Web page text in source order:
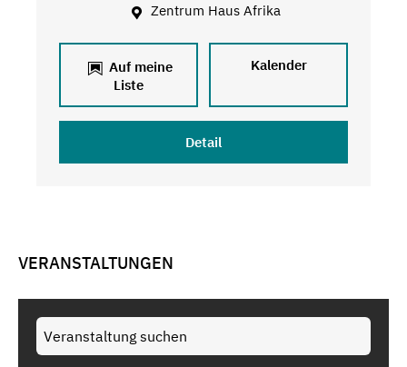
Zentrum Haus Afrika
Auf meine
Liste
Kalender
Detail
VERANSTALTUNGEN